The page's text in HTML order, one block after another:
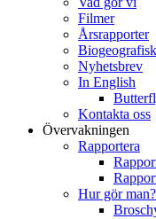
Filmer
Årsrapporter
Nyhetsbrev
In English
Kontakta oss
Övervakningen
Rapportera
Hur gör man?